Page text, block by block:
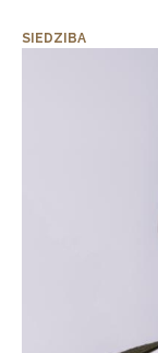
SIEDZIBA